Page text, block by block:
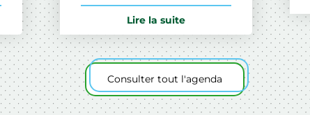
Lire la suite
Consulter tout l'agenda